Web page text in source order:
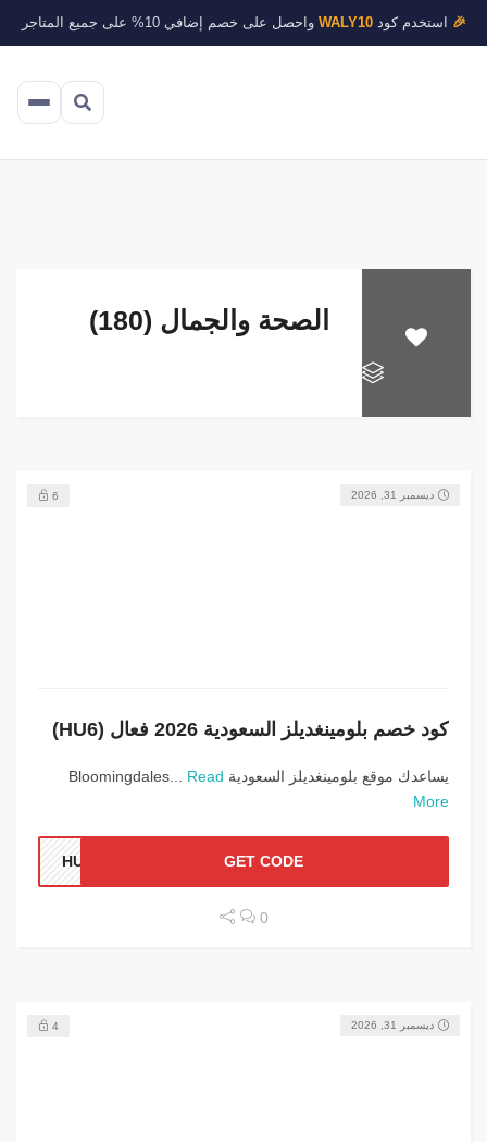
🎉 استخدم كودWALY10 واحصل على خصم إضافي 10% على جميع المتاجر
الصحة والجمال (180)
6
كود خصم بلومينغديلز السعودية 2026 فعال (HU6)
يساعدك موقع بلومينغديلز السعودية Bloomingdales... Read
More
ديسمبر 31, 2026
GET CODE
0
4 ديسمبر 31, 2026